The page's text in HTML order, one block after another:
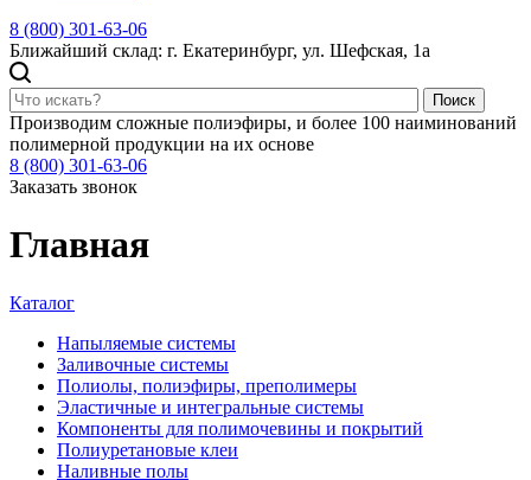
8 (800) 301-63-06
Ближайший склад: г. Екатеринбург, ул. Шефская, 1а
Поиск
Производим сложные полиэфиры, и более 100 наиминований
полимерной продукции на их основе
8 (800) 301-63-06
Заказать звонок
Главная
Каталог
Напыляемые системы
Заливочные системы
Полиолы, полиэфиры, преполимеры
Эластичные и интегральные системы
Компоненты для полимочевины и покрытий
Полиуретановые клеи
Наливные полы